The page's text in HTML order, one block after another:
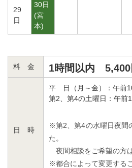
29
日
30日
(宮
本)
料 金 1時間以内 5,400
日 時
平 日（月～金）：午前
第2、第4の土曜日：午前
※第2、第4の水曜日夜間
た。
夜間相談をご希望の方
※都合によって変更する